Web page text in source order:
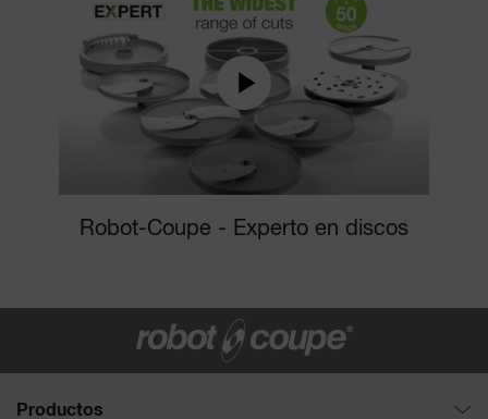
Robot-Coupe - Experto en discos
Productos